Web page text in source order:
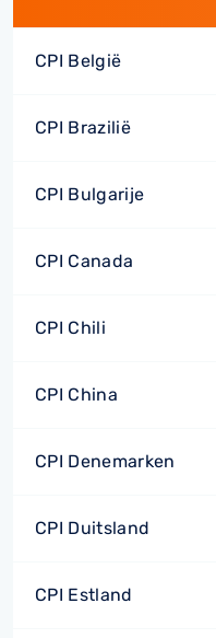
CPI België
CPI Brazilië
CPI Bulgarije
CPI Canada
CPI Chili
CPI China
CPI Denemarken
CPI Duitsland
CPI Estland